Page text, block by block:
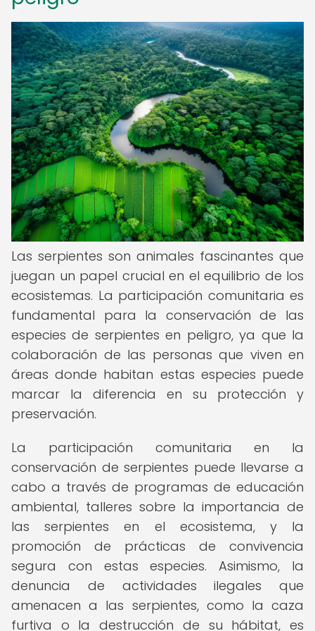
Las serpientes son animales fascinantes que
juegan un papel crucial en el equilibrio de los
ecosistemas. La participación comunitaria es
fundamental para la conservación de las
especies de serpientes en peligro, ya que la
colaboración de las personas que viven en
áreas donde habitan estas especies puede
marcar la diferencia en su protección y
preservación.
La participación comunitaria en la
conservación de serpientes puede llevarse a
cabo a través de programas de educación
ambiental, talleres sobre la importancia de
las serpientes en el ecosistema, y la
promoción de prácticas de convivencia
segura con estas especies. Asimismo, la
denuncia de actividades ilegales que
amenacen a las serpientes, como la caza
furtiva o la destrucción de su hábitat, es